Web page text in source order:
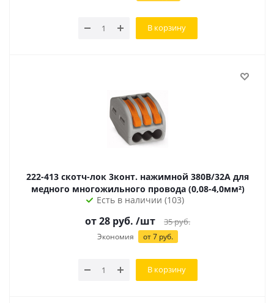
В корзину
222-413 скотч-лок 3конт. нажимной 380В/32А для
медного многожильного провода (0,08-4,0мм²)
Есть в наличии (103)
от28 руб. /шт 35руб.
Экономия от7 руб.
В корзину